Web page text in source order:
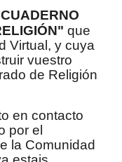
que
Virtual, y cuya
vuestro
de Religión
en contacto
por el
la Comunidad